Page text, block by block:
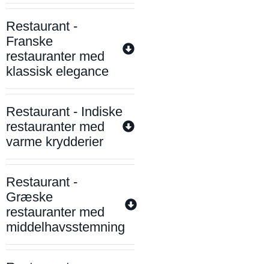
Restaurant -
Franske
restauranter med
klassisk elegance
Restaurant - Indiske
restauranter med
varme krydderier
Restaurant -
Græske
restauranter med
middelhavsstemning